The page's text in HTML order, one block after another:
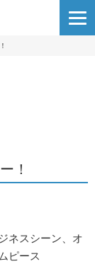
！
ネスシーン、オ
ピース